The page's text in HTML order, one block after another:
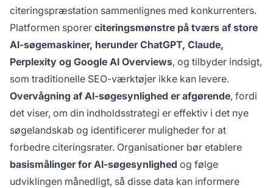
citeringspræstation sammenlignes med konkurrenters.
Platformen sporer citeringsmønstre på tværs af store
AI-søgemaskiner, herunder ChatGPT, Claude,
Perplexity og Google AI Overviews, og tilbyder indsigt,
som traditionelle SEO-værktøjer ikke kan levere.
Overvågning af AI-søgesynlighed er afgørende, fordi
det viser, om din indholdsstrategi er effektiv i det nye
søgelandskab og identificerer muligheder for at
forbedre citeringsrater. Organisationer bør etablere
basismålinger for AI-søgesynlighed og følge
udviklingen månedligt, så disse data kan informere